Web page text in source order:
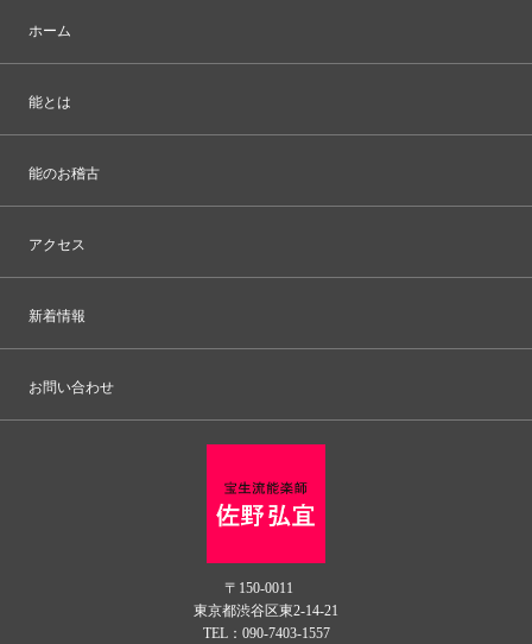
ホーム
能とは
能のお稽古
アクセス
新着情報
お問い合わせ
〒150-0011
東京都渋谷区東2-14-21
TEL：090-7403-1557